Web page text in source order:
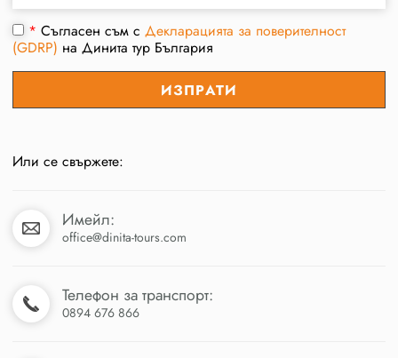
*Съгласен съм сДекларацията за поверителност
(GDRP) на Динита тур България
Или се свържете:
Имейл:
office@dinita-tours.com
Телефон за транспорт:
0894 676 866